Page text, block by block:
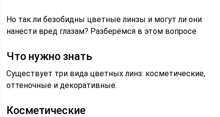
Но так ли безобидны цветные линзы и могут ли они
нанести вред глазам? Разберёмся в этом вопросе.
Что нужно знать
Существует три вида цветных линз: косметические,
оттеночные и декоративные.
Косметические